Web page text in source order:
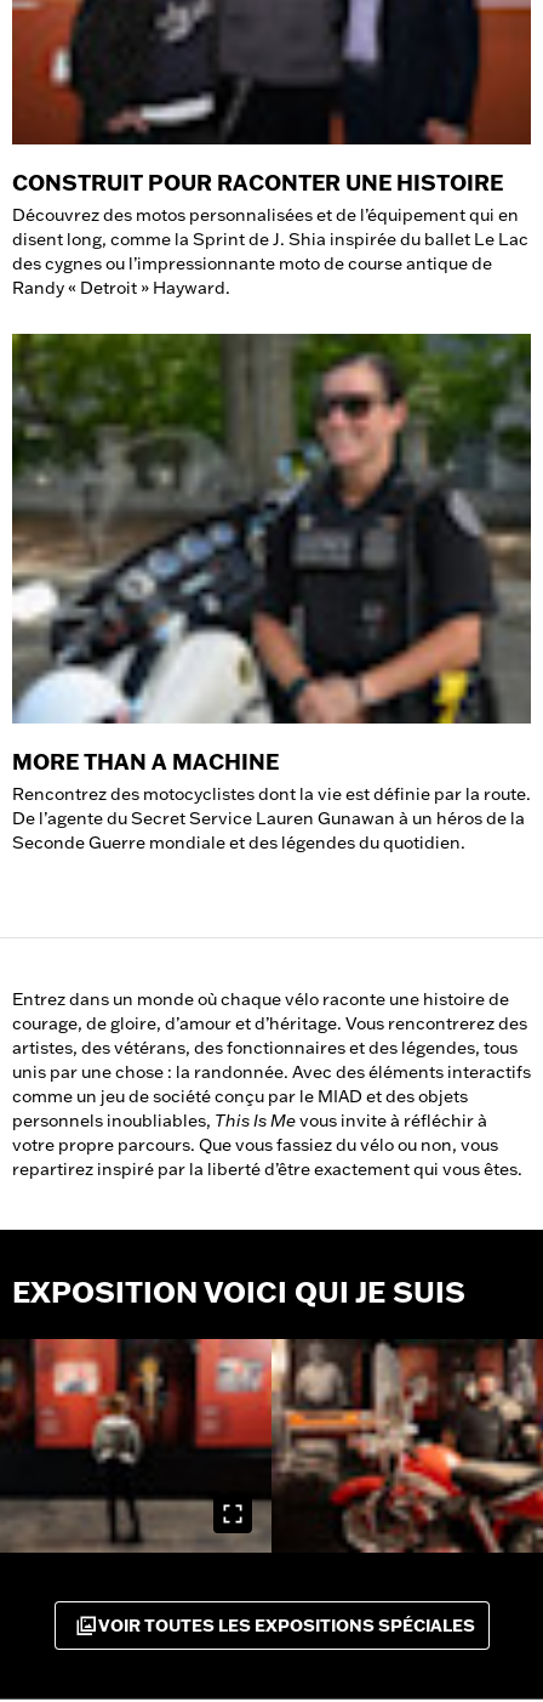
CONSTRUIT POUR RACONTER UNE HISTOIRE
Découvrez des motos personnalisées et de l’équipement qui en
disent long, comme la Sprint de J. Shia inspirée du ballet Le Lac
des cygnes ou l’impressionnante moto de course antique de
Randy « Detroit » Hayward.
MORE THAN A MACHINE
Rencontrez des motocyclistes dont la vie est définie par la route.
De l’agente du Secret Service Lauren Gunawan à un héros de la
Seconde Guerre mondiale et des légendes du quotidien.
Entrez dans un monde où chaque vélo raconte une histoire de
courage, de gloire, d’amour et d’héritage. Vous rencontrerez des
artistes, des vétérans, des fonctionnaires et des légendes, tous
unis par une chose : la randonnée. Avec des éléments interactifs
comme un jeu de société conçu par le MIAD et des objets
personnels inoubliables, This Is Mevous invite à réfléchir à
votre propre parcours. Que vous fassiez du vélo ou non, vous
repartirez inspiré par la liberté d’être exactement qui vous êtes.
EXPOSITION VOICI QUI JE SUIS
VOIR TOUTES LES EXPOSITIONS SPÉCIALES